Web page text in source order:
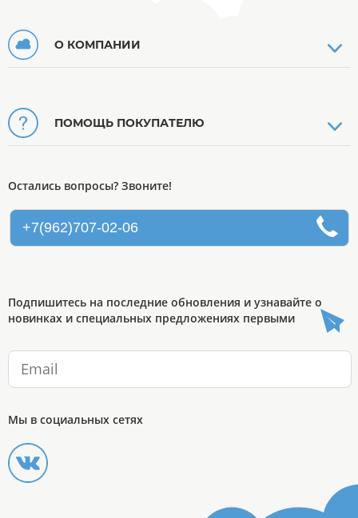
О КОМПАНИИ
ПОМОЩЬ ПОКУПАТЕЛЮ
Остались вопросы? Звоните!
+7(962)707-02-06
Подпишитесь на последние обновления и узнавайте о
новинках и специальных предложениях первыми
Мы в социальных сетях